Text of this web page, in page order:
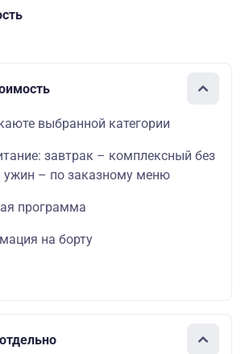
выбранной категории
завтрак – комплексный без
ужин – по заказному меню
программа
на борту